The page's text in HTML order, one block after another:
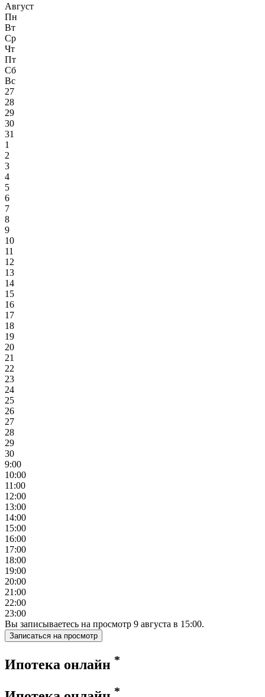
Август
Пн
Вт
Ср
Чт
Пт
Сб
Вс
27
28
29
30
31
1
2
3
4
5
6
7
8
9
10
11
12
13
14
15
16
17
18
19
20
21
22
23
24
25
26
27
28
29
30
9:00
10:00
11:00
12:00
13:00
14:00
15:00
16:00
17:00
18:00
19:00
20:00
21:00
22:00
23:00
Вы записываетесь на просмотр 9 августа в 15:00.
Записаться на просмотр
Ипотека онлайн *
*